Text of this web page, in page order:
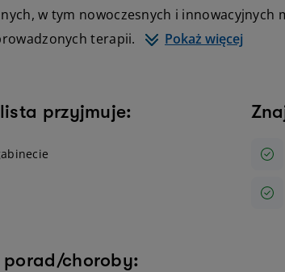
w tym nowoczesnych i innowacyjnych
terapii.
Pokaż więcej
przyjmuje:
porad/choroby: